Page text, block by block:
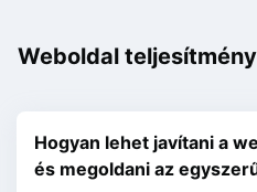
Weboldal
Hogyan lehet javítani a
és megoldani az